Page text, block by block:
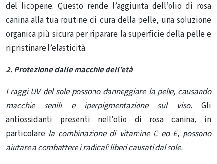
del licopene. Questo rende l’aggiunta dell’olio di rosa
canina alla tua routine di cura della pelle, una soluzione
organica più sicura per riparare la superficie della pelle e
ripristinare l’elasticità.
2. Protezione dalle macchie dell’età
I raggi UV del sole possono danneggiare la pelle, causando
macchie senili e iperpigmentazione sul viso. Gli
antiossidanti presenti nell’olio di rosa canina, in
particolare la combinazione di vitamine C ed E, possono
aiutare a combattere i radicali liberi causati dal sole.